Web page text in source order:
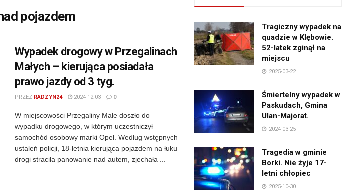
pojazdem
Wypadek drogowy w Przegalinach
Małych – kierująca posiadała
prawo jazdy od 3 tyg.
PRZEZ RADZYN24 2024-12-03 0
W miejscowości Przegaliny Małe doszło do
wypadku drogowego, w którym uczestniczył
samochód osobowy marki Opel. Według wstępnych
ustaleń policji, 18-letnia kierująca pojazdem na łuku
drogi straciła panowanie nad autem, zjechała ...
Tragiczny wypadek na
quadzie w Klębowie.
52-latek zginął na
miejscu
2025-03-22
Śmiertelny wypadek w
Paskudach, Gmina
Ulan-Majorat.
2024-03-25
Tragedia w gminie
Borki. Nie żyje 17-
letni chłopiec
2025-10-30